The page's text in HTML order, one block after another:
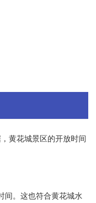
黄花城景区的开放时间
间。这也符合黄花城水